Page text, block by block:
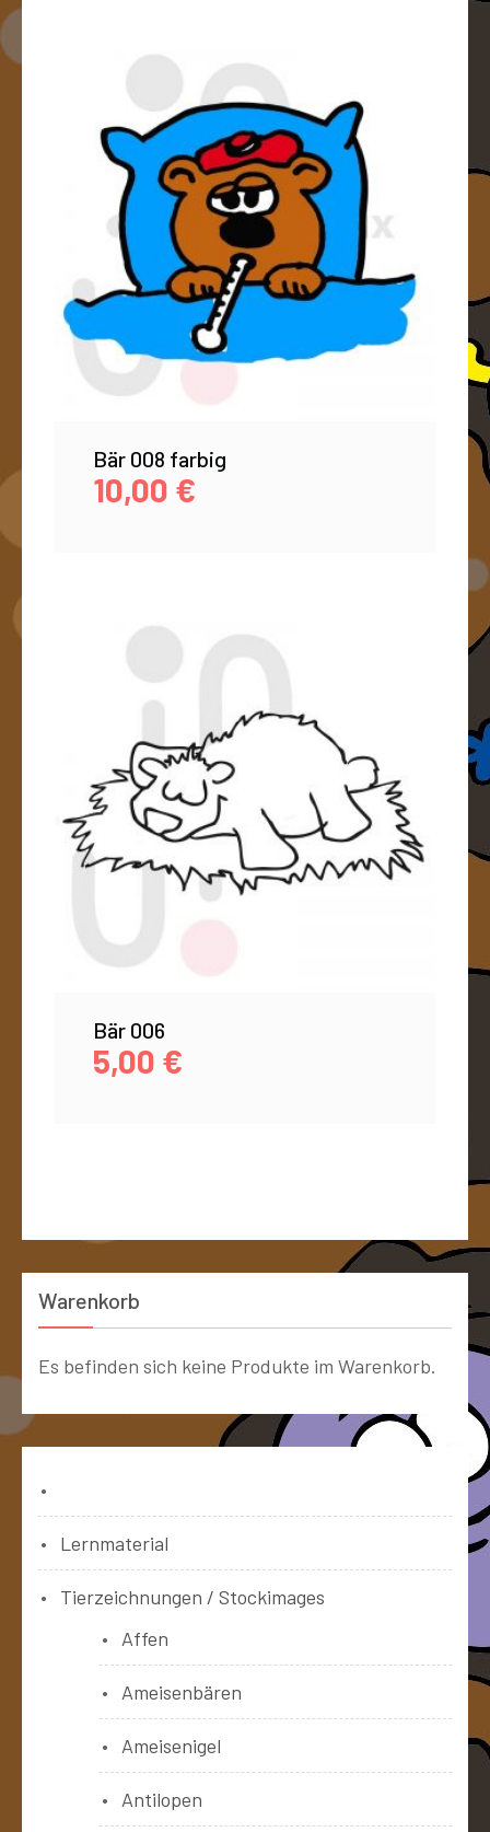
Bär 008 farbig
10,00 €
Bär 006
5,00 €
Warenkorb
Es befinden sich keine Produkte im Warenkorb.
Lernmaterial
Tierzeichnungen / Stockimages
Affen
Ameisenbären
Ameisenigel
Antilopen